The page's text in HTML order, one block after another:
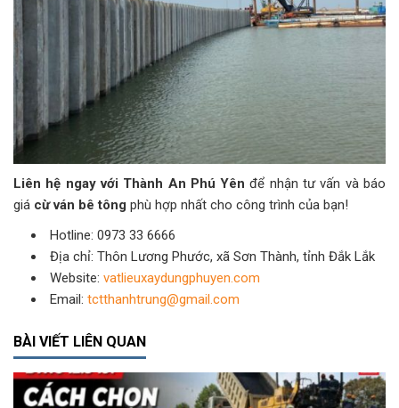
Liên hệ ngay với Thành An Phú Yên để nhận tư vấn và báo
giá cừ ván bê tông phù hợp nhất cho công trình của bạn!
Hotline: 0973 33 6666
Địa chỉ: Thôn Lương Phước, xã Sơn Thành, tỉnh Đắk Lắk
Website: vatlieuxaydungphuyen.com
Email: tctthanhtrung@gmail.com
BÀI VIẾT LIÊN QUAN